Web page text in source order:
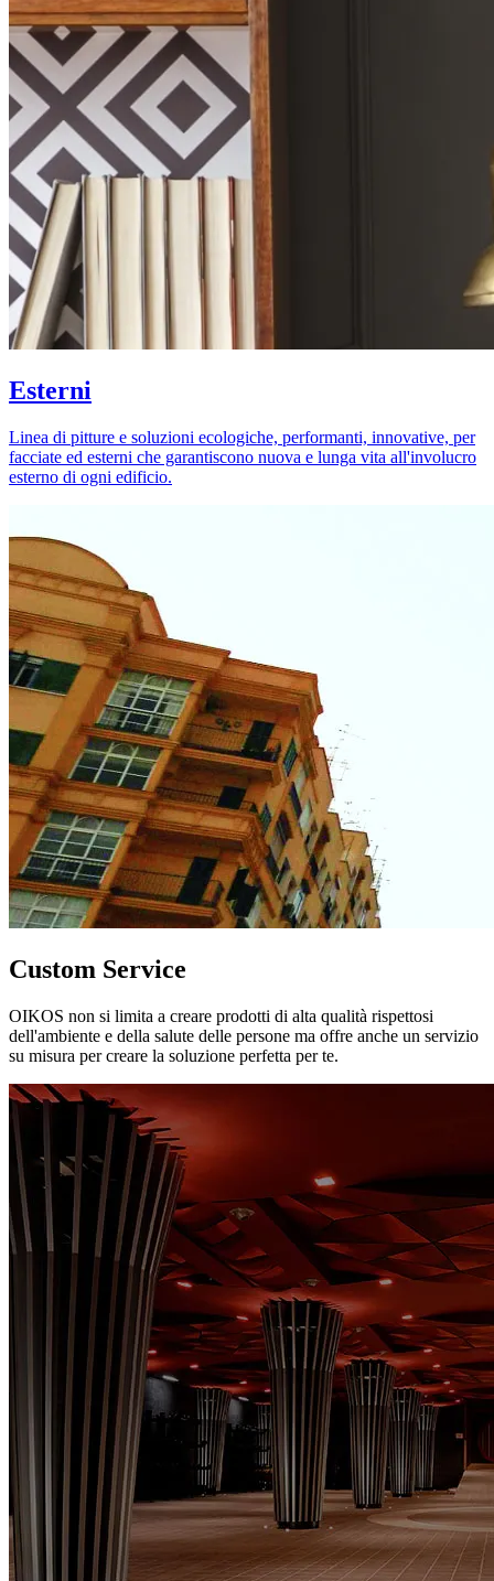
Esterni
Linea di pitture e soluzioni ecologiche, performanti, innovative, per
facciate ed esterni che garantiscono nuova e lunga vita all'involucro
esterno di ogni edificio.
Custom Service
OIKOS non si limita a creare prodotti di alta qualità rispettosi
dell'ambiente e della salute delle persone ma offre anche un servizio
su misura per creare la soluzione perfetta per te.